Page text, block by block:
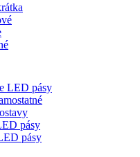
LED pásy
pásy
pásy